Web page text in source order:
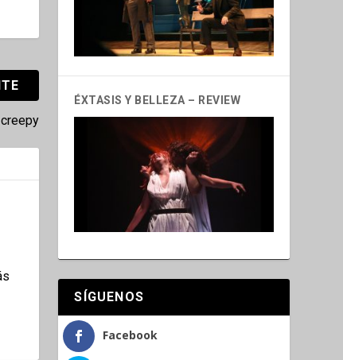
ÉXTASIS Y BELLEZA – REVIEW
SÍGUENOS
Facebook